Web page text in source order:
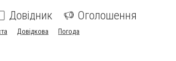
Довідник Оголошення
Довідкова Погода